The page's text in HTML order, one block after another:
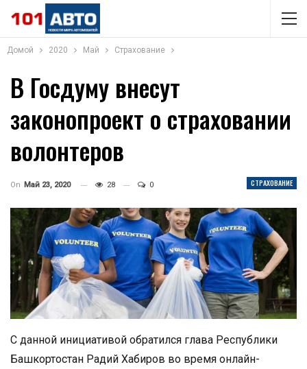
Домой 2020 Май Страхование
В Госдуму внесут
законопроект о страховании
волонтеров
СТРАХОВАНИЕ
On Май 23, 2020 28 0
С данной инициативой обратился глава Республики
Башкортостан Радий Хабиров во время онлайн-